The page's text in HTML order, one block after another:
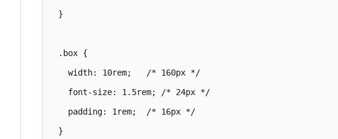
}
.box {
width: 10rem;   /* 160px */
font-size: 1.5rem; /* 24px */
padding: 1rem;  /* 16px */
}